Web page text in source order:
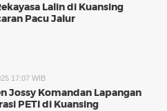
Lalin di Kuansing
Pacu Jalur
17:07 WIB
Jossy Komandan Lapangan
PETI di Kuansing